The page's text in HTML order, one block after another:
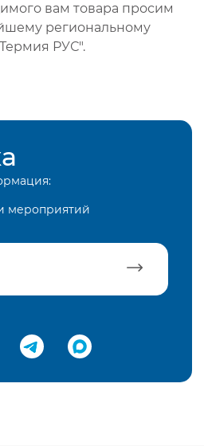
вам товара просим
региональному
РУС".
мероприятий